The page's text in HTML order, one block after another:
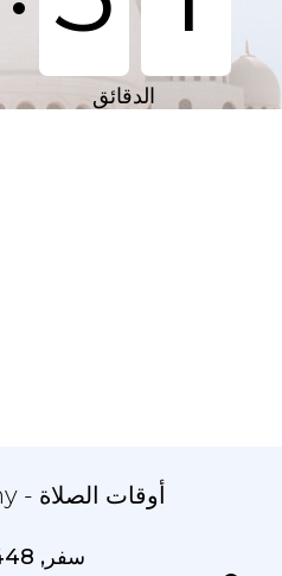
الدقائق
المدينة Bonny - أوقات الصلاة
23 سفر, 1448